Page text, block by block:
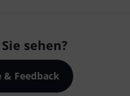
sehen?
& Feedback